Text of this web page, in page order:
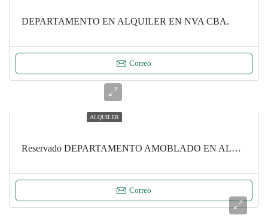
DEPARTAMENTO EN ALQUILER EN NVA CBA.
Correo
ALQUILER
Reservado DEPARTAMENTO AMOBLADO EN ALQUILER CENTRO
Correo